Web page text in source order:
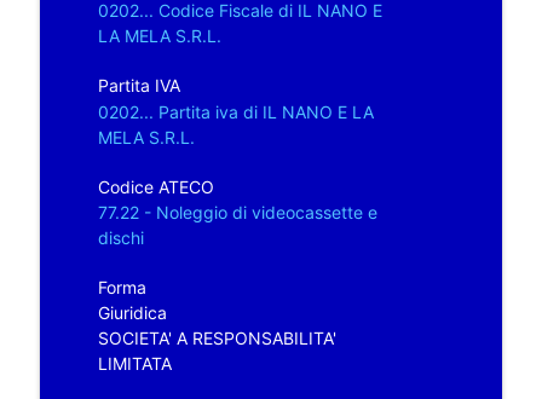
0202... Codice Fiscale di IL NANO E
LA MELA S.R.L.
Partita IVA
0202... Partita iva di IL NANO E LA
MELA S.R.L.
Codice ATECO
77.22 - Noleggio di videocassette e
dischi
Forma
Giuridica
SOCIETA' A RESPONSABILITA'
LIMITATA